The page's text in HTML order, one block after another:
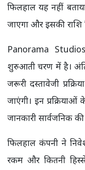
फिलहाल यह नहीं
जाएगा और इसकी राशि
Panorama
शुरुआती चरण में है।
जरूरी दस्तावेजी
जाएंगी। इन
जानकारी सार्वजनिक
फिलहाल कंपनी ने
रकम और कितनी